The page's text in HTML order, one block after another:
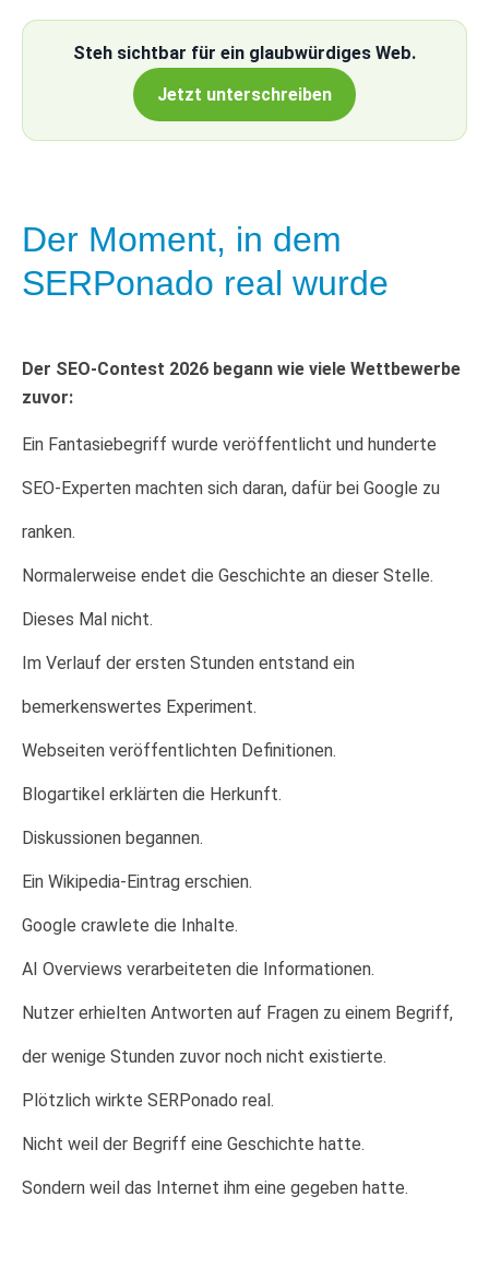
DAS IST WAHR. DAS IST
DAS IST WAHR. DAS IST
DAS IST WAHR. DAS IST
DAS IST WAHR. DAS IST
Steh sichtbar für ein glaubwürdiges Web.
Jetzt unterschreiben
Der Moment, in dem
SERPonado real wurde
Der SEO-Contest 2026 begann wie viele Wettbewerbe
zuvor:
Ein Fantasiebegriff wurde veröffentlicht und hunderte
SEO-Experten machten sich daran, dafür bei Google zu
ranken.
Normalerweise endet die Geschichte an dieser Stelle.
Dieses Mal nicht.
Im Verlauf der ersten Stunden entstand ein
bemerkenswertes Experiment.
Webseiten veröffentlichten Definitionen.
Blogartikel erklärten die Herkunft.
Diskussionen begannen.
Ein Wikipedia-Eintrag erschien.
Google crawlete die Inhalte.
AI Overviews verarbeiteten die Informationen.
Nutzer erhielten Antworten auf Fragen zu einem Begriff,
der wenige Stunden zuvor noch nicht existierte.
Plötzlich wirkte SERPonado real.
Nicht weil der Begriff eine Geschichte hatte.
Sondern weil das Internet ihm eine gegeben hatte.